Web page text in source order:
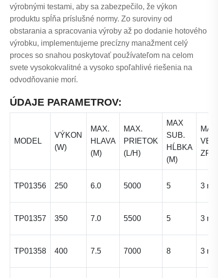
výrobnými testami, aby sa zabezpečilo, že výkon
produktu spĺňa príslušné normy. Zo suroviny od
obstarania a spracovania výroby až po dodanie hotového
výrobku, implementujeme precízny manažment celý
proces so snahou poskytovať používateľom na celom
svete vysokokvalitné a vysoko spoľahlivé riešenia na
odvodňovanie morí.
ÚDAJE PARAMETROV:
MODEL
VÝKON
(W)
MAX.
HLAVA
(M)
MAX.
PRIETOK
(L/H)
MAX
SUB.
HĹBKA
(M)
TP01356 250 6.0 5000 5 3
TP01357 350 7.0 5500 5 3
TP01358 400 7.5 7000 8 3